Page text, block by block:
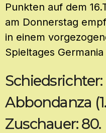
Punkten auf dem
am Donnerstag
in einem
Spieltages
Abbondanza
Zuschauer: 80.